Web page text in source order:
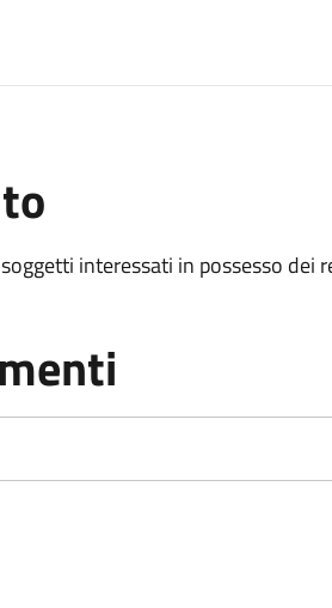
interessati in possesso dei